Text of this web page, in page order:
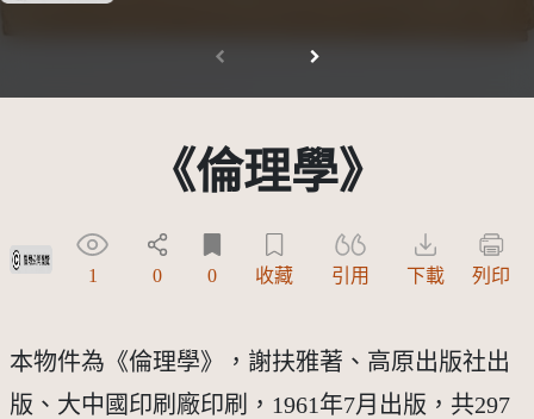
《倫理學》
受著作權法保護-僅限於本平台有限度公開瀏覽
1 0 0 收藏 引用 下載 列印
本物件為《倫理學》，謝扶雅著、高原出版社出
版、大中國印刷廠印刷，1961年7月出版，共297